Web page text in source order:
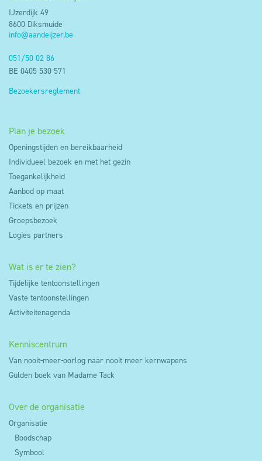
IJzerdijk 49
8600 Diksmuide
info@aandeijzer.be
051/50 02 86
BE 0405 530 571
Bezoekersreglement
Plan je bezoek
Openingstijden en bereikbaarheid
Individueel bezoek en met het gezin
Toegankelijkheid
Aanbod op maat
Tickets en prijzen
Groepsbezoek
Logies partners
Wat is er te zien?
Tijdelijke tentoonstellingen
Vaste tentoonstellingen
Activiteitenagenda
Kenniscentrum
Van nooit-meer-oorlog naar nooit meer kernwapens
Gulden boek van Madame Tack
Over de organisatie
Organisatie
Boodschap
Symbool